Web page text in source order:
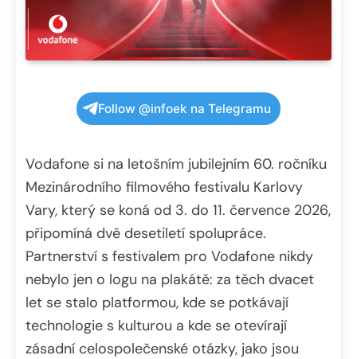
Follow @infoek na Telegramu
Vodafone si na letošním jubilejním 60. ročníku
Mezinárodního filmového festivalu Karlovy
Vary, který se koná od 3. do 11. července 2026,
připomíná dvě desetiletí spolupráce.
Partnerství s festivalem pro Vodafone nikdy
nebylo jen o logu na plakátě: za těch dvacet
let se stalo platformou, kde se potkávají
technologie s kulturou a kde se otevírají
zásadní celospolečenské otázky, jako jsou